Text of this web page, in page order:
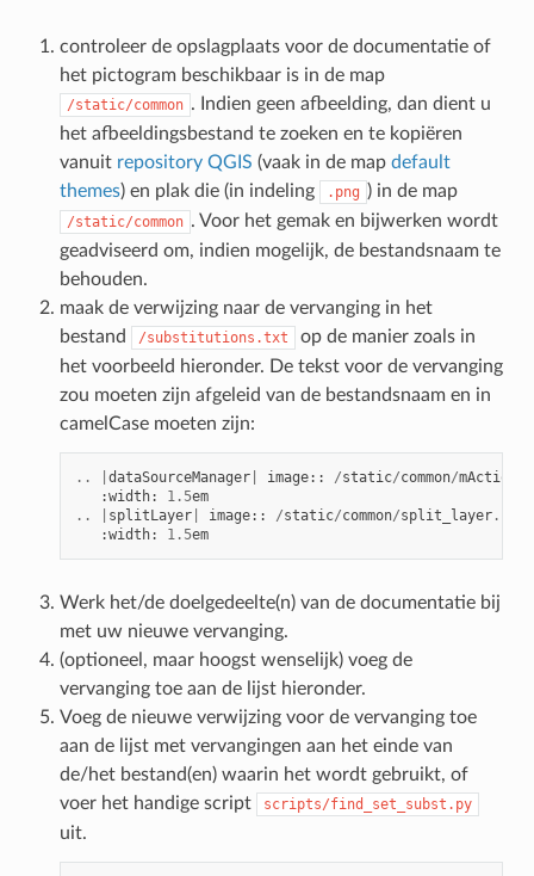
controleer de opslagplaats voor de documentatie of
het pictogram beschikbaar is in de map
/static/common . Indien geen afbeelding, dan dient u
het afbeeldingsbestand te zoeken en te kopiëren
vanuit repository QGIS (vaak in de map default
themes) en plak die (in indeling .png ) in de map
/static/common . Voor het gemak en bijwerken wordt
geadviseerd om, indien mogelijk, de bestandsnaam te
behouden.
maak de verwijzing naar de vervanging in het
bestand
/substitutions.txt
op de manier zoals in
het voorbeeld hieronder. De tekst voor de vervanging
zou moeten zijn afgeleid van de bestandsnaam en in
camelCase moeten zijn:
.. dataSourceManager| image:: /static/common/
:width: 1.5em
..
splitLayer| image:: /static/common/split_layer.
:width: 1.5em
Werk het/de doelgedeelte(n) van de documentatie bij
met uw nieuwe vervanging.
(optioneel, maar hoogst wenselijk) voeg de
vervanging toe aan de lijst hieronder.
Voeg de nieuwe verwijzing voor de vervanging toe
aan de lijst met vervangingen aan het einde van
de/het bestand(en) waarin het wordt gebruikt, of
voer het handige script
scripts/find_set_subst.py
uit.